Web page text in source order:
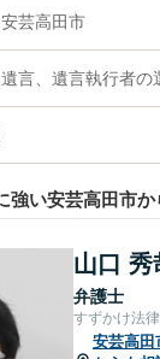
されています。『安芸
律相談できる安芸高田
さんにおすすめです
芸高田市
言、遺言執行者の
強い安芸高田市
山口 秀
弁護士
すずかけ法
安芸高田